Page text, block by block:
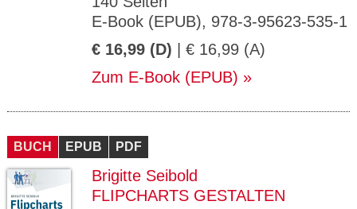
E-Book (EPUB), 978-3-95623-535-1
€ 16,99 (D) | € 16,99 (A)
Zum E-Book (EPUB)
BUCH EPUB PDF
Brigitte Seibold
FLIPCHARTS GESTALTEN